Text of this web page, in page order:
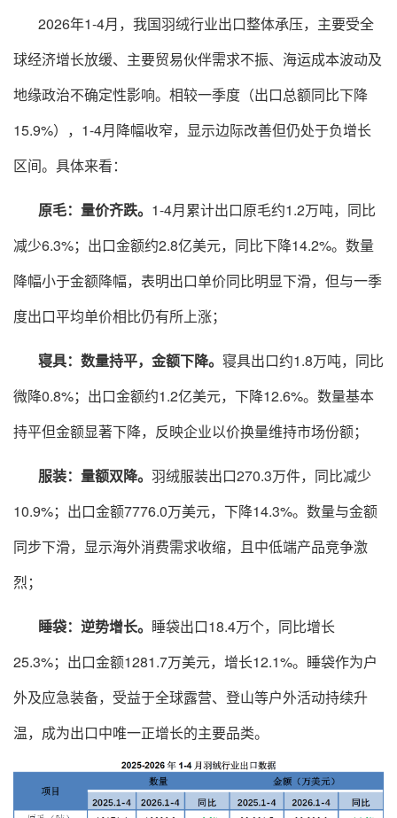
2026年1-4月，我国羽绒行业出口整体承压，主要受全
球经济增长放缓、主要贸易伙伴需求不振、海运成本波动及
地缘政治不确定性影响。相较一季度（出口总额同比下降
15.9%），1-4月降幅收窄，显示边际改善但仍处于负增长
区间。具体来看：
原毛：量价齐跌。 1-4月累计出口原毛约1.2万吨，同比
减少6.3%；出口金额约2.8亿美元，同比下降14.2%。数量
降幅小于金额降幅，表明出口单价同比明显下滑，但与一季
度出口平均单价相比仍有所上涨；
寝具：数量持平， 金额下降。 寝具出口约1.8万吨，同比
微降0.8%；出口金额约1.2亿美元，下降12.6%。数量基本
持平但金额显著下降，反映企业以价换量维持市场份额；
服装：量额双降。 羽绒服装出口270.3万件，同比减少
10.9%；出口金额7776.0万美元，下降14.3%。数量与金额
同步下滑，显示海外消费需求收缩，且中低端产品竞争激
烈；
睡袋：逆势增长。 睡袋出口18.4万个，同比增长
25.3%；出口金额1281.7万美元，增长12.1%。睡袋作为户
外及应急装备，受益于全球露营、登山等户外活动持续升
温，成为出口中唯一正增长的主要品类。